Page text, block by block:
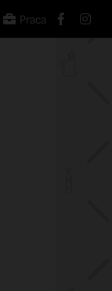
Praca